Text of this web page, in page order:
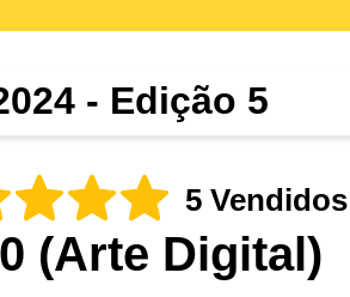
- Edição 5
5 Vendidos
(Arte Digital)